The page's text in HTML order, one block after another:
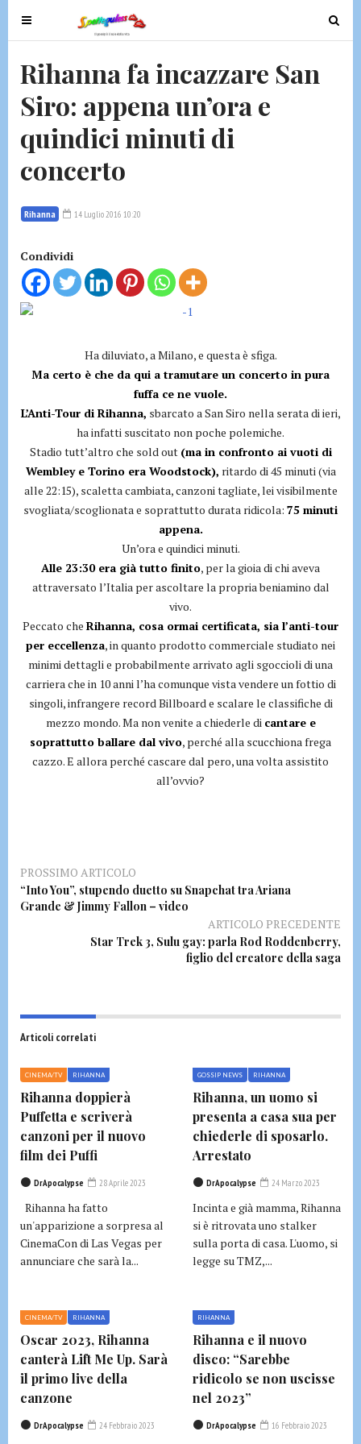
T
o
g
l
e
n
v
g
t
o
n
T
o
Rihanna fa incazzare San
Siro: appena un’ora e
quindici minuti di
concerto
Rihanna 14 Luglio 2016 10:20
Condividi
Ha diluviato, a Milano, e questa è sfiga.
Ma certo è che da qui a tramutare un concerto in pura
fuffa ce ne vuole.
L’Anti-Tour di Rihanna, sbarcato a San Siro nella serata di ieri,
ha infatti suscitato non poche polemiche.
Stadio tutt’altro che sold out (ma in confronto ai vuoti di
Wembley e Torino era Woodstock), ritardo di 45 minuti (via
alle 22:15), scaletta cambiata, canzoni tagliate, lei visibilmente
svogliata/scoglionata e soprattutto durata ridicola: 75 minuti
appena.
Un’ora e quindici minuti.
Alle 23:30 era già tutto finito, per la gioia di chi aveva
attraversato l’Italia per ascoltare la propria beniamino dal
vivo.
Peccato che Rihanna, cosa ormai certificata, sia l’anti-tour
per eccellenza, in quanto prodotto commerciale studiato nei
minimi dettagli e probabilmente arrivato agli sgoccioli di una
carriera che in 10 anni l’ha comunque vista vendere un fottio di
singoli, infrangere record Billboard e scalare le classifiche di
mezzo mondo. Ma non venite a chiederle di cantare e
soprattutto ballare dal vivo, perché alla scucchiona frega
cazzo. E allora perché cascare dal pero, una volta assistito
all’ovvio?
PROSSIMO ARTICOLO
“Into You”, stupendo duetto su Snapchat tra Ariana
Grande & Jimmy Fallon – video
ARTICOLO PRECEDENTE
Star Trek 3, Sulu gay: parla Rod Roddenberry,
figlio del creatore della saga
Articoli correlati
CINEMA/TV RIHANNA
Rihanna doppierà
Puffetta e scriverà
canzoni per il nuovo
film dei Puffi
DrApocalypse 28 Aprile 2023
Rihanna ha fatto
un'apparizione a sorpresa al
CinemaCon di Las Vegas per
annunciare che sarà la...
GOSSIP NEWS RIHANNA
Rihanna, un uomo si
presenta a casa sua per
chiederle di sposarlo.
Arrestato
DrApocalypse 24 Marzo 2023
Incinta e già mamma, Rihanna
si è ritrovata uno stalker
sulla porta di casa. L'uomo, si
legge su TMZ,...
CINEMA/TV RIHANNA
Oscar 2023, Rihanna
canterà Lift Me Up. Sarà
il primo live della
canzone
DrApocalypse 24 Febbraio 2023
RIHANNA
Rihanna e il nuovo
disco: “Sarebbe
ridicolo se non uscisse
nel 2023”
DrApocalypse 16 Febbraio 2023